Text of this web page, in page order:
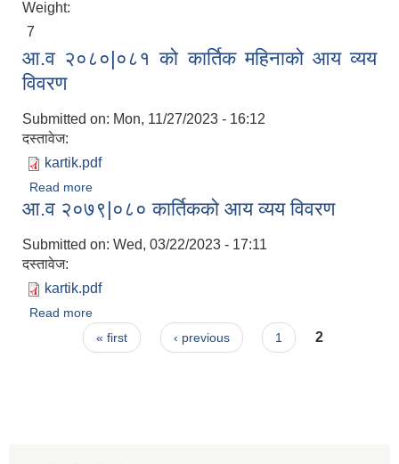
Weight:
7
आ.व २०८०|०८१ को कार्तिक महिनाको आय व्यय
विवरण
Submitted on: Mon, 11/27/2023 - 16:12
दस्तावेज:
kartik.pdf
Read more
आ.व २०७९|०८० कार्तिकको आय व्यय विवरण
Submitted on: Wed, 03/22/2023 - 17:11
दस्तावेज:
kartik.pdf
Read more
Pages« first ‹ previous 1 2